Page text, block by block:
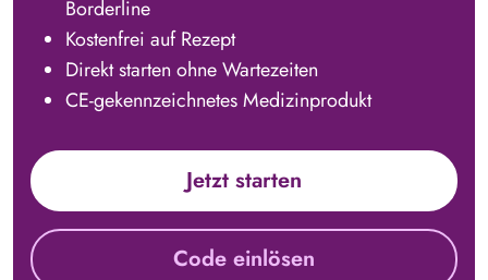
Borderline
Kostenfrei auf Rezept
Direkt starten ohne Wartezeiten
CE-gekennzeichnetes Medizinprodukt
Jetzt starten
Code einlösen